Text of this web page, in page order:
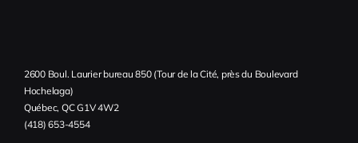
2600 Boul. Laurier bureau 850 (Tour de la Cité, près du Boulevard
Hochelaga)
Québec, QC G1V 4W2
(418) 653-4554